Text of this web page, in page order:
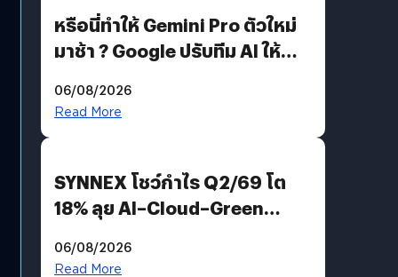
หรือนี่ทำให้ Gemini Pro ตัวใหม่
มาช้า ? Google ปรับทีม AI ให้
AGI
06/08/2026
Read More
SYNNEX โชว์กำไร Q2/69 โต
18% ลุย AI–Cloud–Green
Revenue เร่งเครื่อง New
06/08/2026
Read More